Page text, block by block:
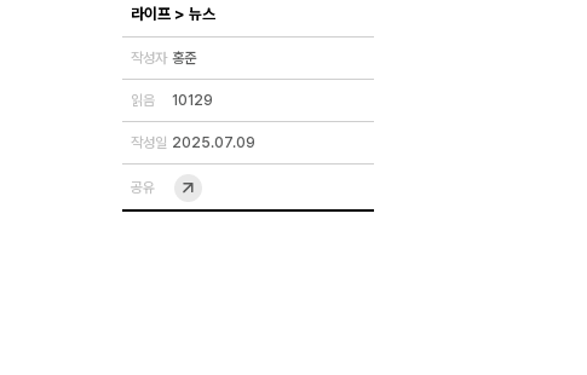
라이프 > 뉴스
작성자 홍준
읽음 10129
작성일 2025.07.09
공유